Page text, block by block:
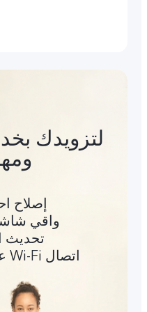
لتزويدك
إصلاح
واقي
تحديث
اتصال Wi-Fi عالي السرعة